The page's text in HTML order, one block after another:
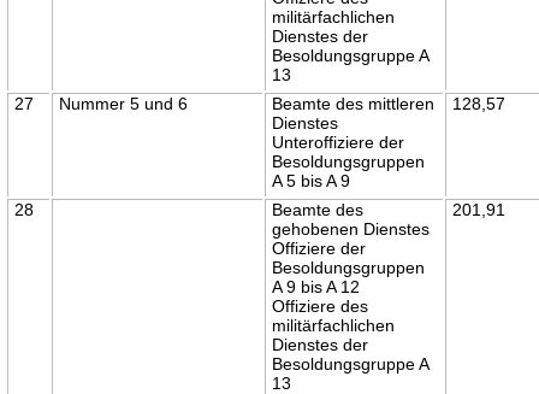
militärfachlichen
Dienstes der
Besoldungsgruppe A
13
27
Nummer 5 und 6
Beamte des mittleren
Dienstes
Unteroffiziere der
Besoldungsgruppen
A 5 bis A 9
128,57
28
Beamte des
gehobenen Dienstes
Offiziere der
Besoldungsgruppen
A 9 bis A 12
Offiziere des
militärfachlichen
Dienstes der
Besoldungsgruppe A
13
201,91